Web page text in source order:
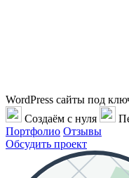
WordPress сайты под
Создаём с нуля
Портфолио Отзывы
Обсудить проект